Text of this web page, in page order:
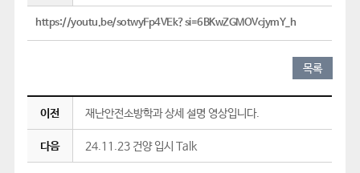
https://youtu.be/sotwyFp4VEk?si=6BKwZGMOVcjymY_h
목록
이전 재난안전소방학과 상세 설명 영상입니다.
다음 24.11.23 건양 입시 Talk